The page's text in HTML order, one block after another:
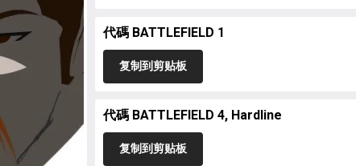
代碼 BATTLEFIELD 1
复制到剪贴板
代碼 BATTLEFIELD 4, Hardline
复制到剪贴板